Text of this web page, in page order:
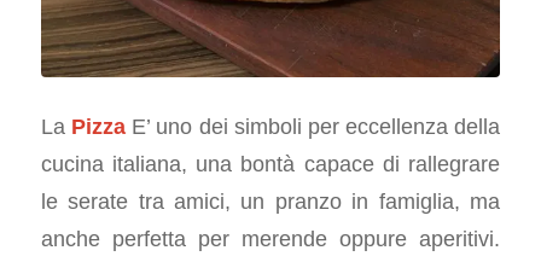
La PizzaE’ uno dei simboli per eccellenza della
cucina italiana, una bontà capace di rallegrare
le serate tra amici, un pranzo in famiglia, ma
anche perfetta per merende oppure aperitivi.